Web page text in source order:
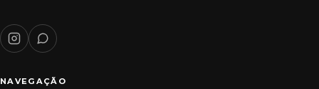
NAVEGAÇÃO